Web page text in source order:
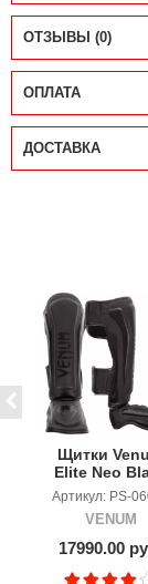
ОТЗЫВЫ (0)
ОПЛАТА
ДОСТАВКА
Щитки
Elite Neo
Артикул: PS-
VENUM
17990.00